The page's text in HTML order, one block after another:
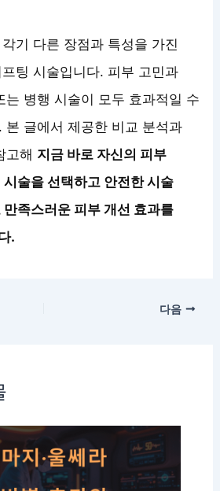
기 다른 장점과 특성을 가진
팅 시술입니다. 피부 고민과
는 병행 시술이 모두 효과적일 수
본 글에서 제공한 비교 분석과
고해 지금 바로 자신의 피부
술을 선택하고 안전한 시술
족스러운 피부 개선 효과를
.
다음